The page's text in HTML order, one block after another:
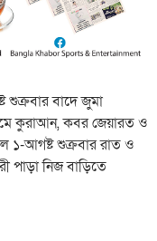
বাদে জুমা
কুরাআন, কবর জেয়ারত ও
১-আগষ্ট শুক্রবার রাত ও
পাড়া নিজ বাড়িতে